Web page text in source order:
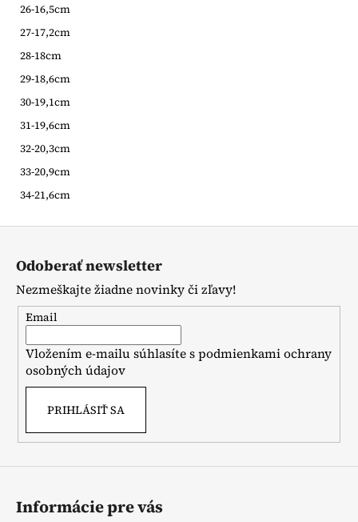
26-16,5cm
27-17,2cm
28-18cm
29-18,6cm
30-19,1cm
31-19,6cm
32-20,3cm
33-20,9cm
34-21,6cm
Z
Odoberať newsletter
Nezmeškajte žiadne novinky či zľavy!
Email
Vložením e-mailu súhlasíte spodmienkami ochrany
osobných údajov
PRIHLÁSIŤ SA
Informácie pre vás